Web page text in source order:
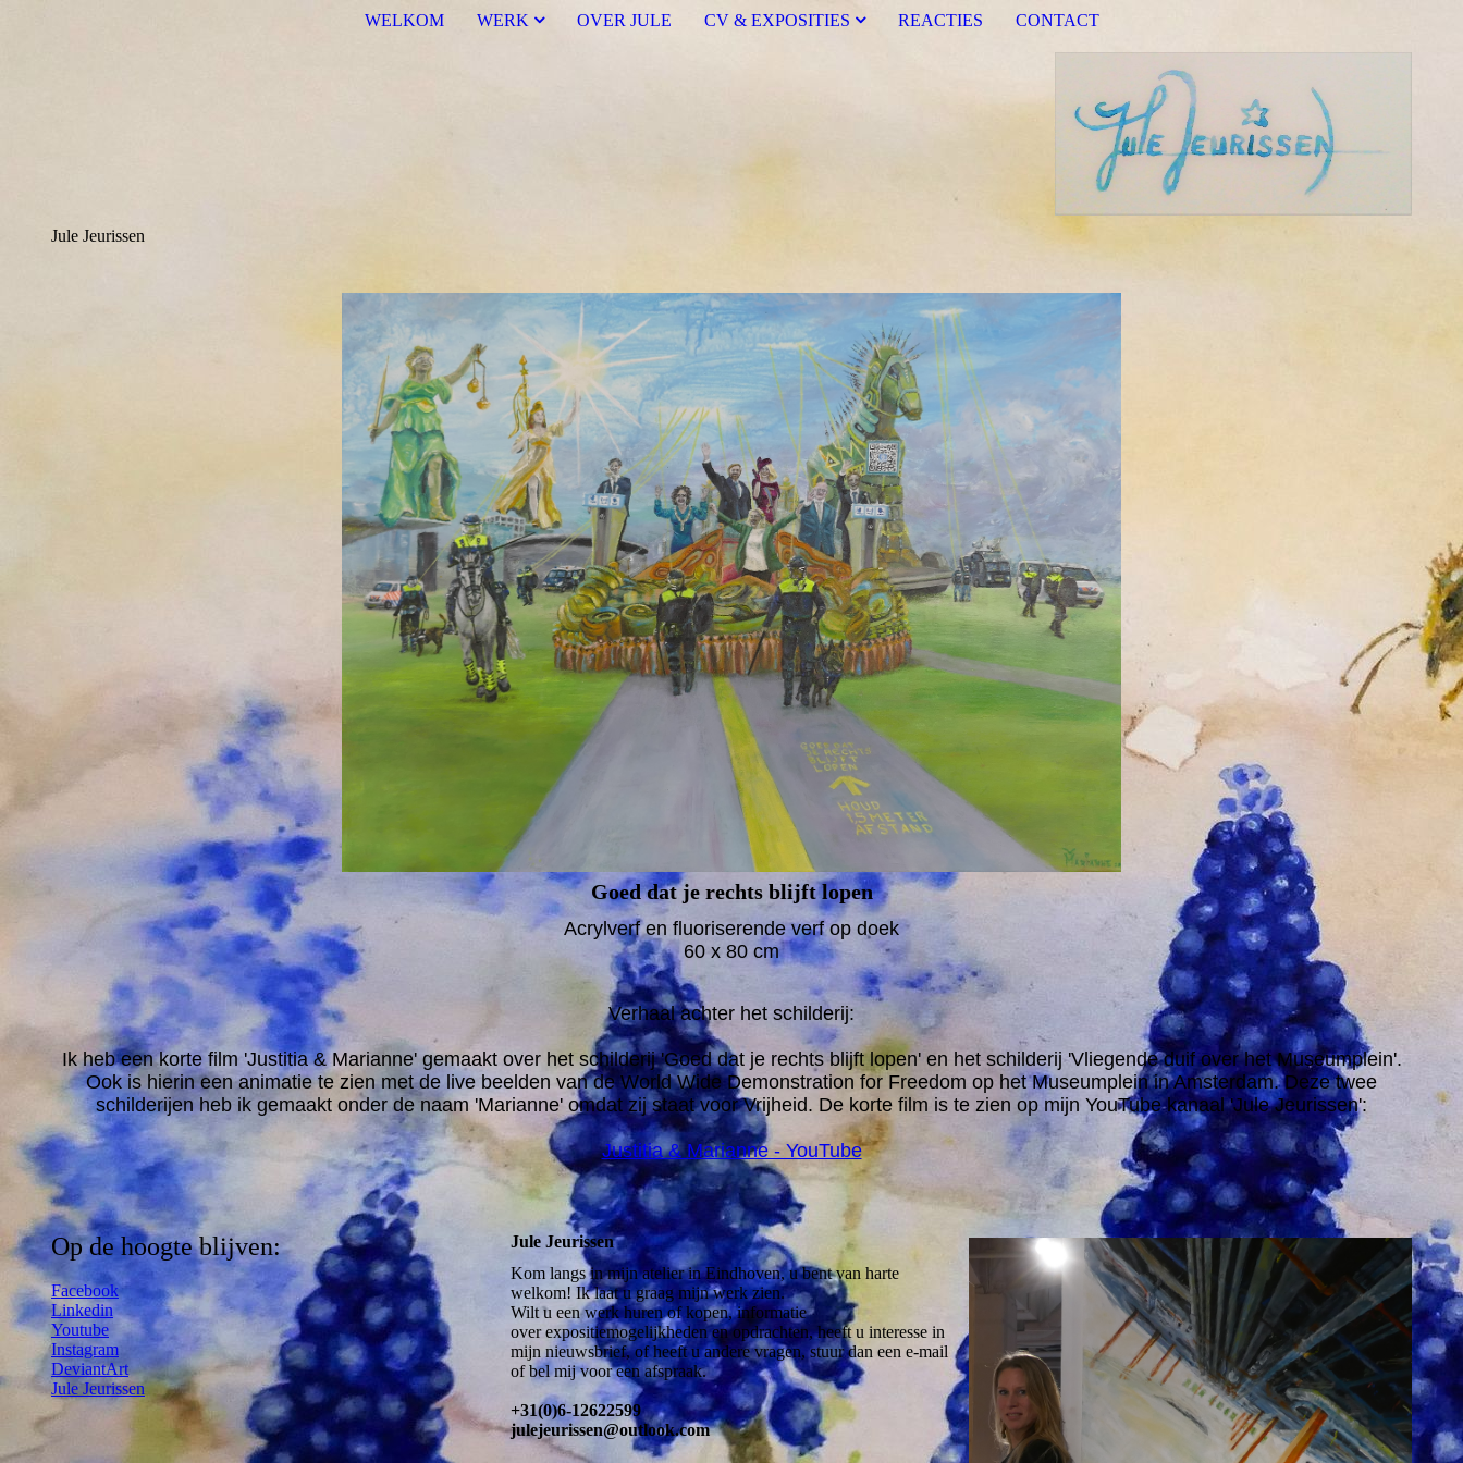
WELKOM WERK OVER JULE CV & EXPOSITIES REACTIES CONTACT
Jule Jeurissen
Goed dat je rechts blijft lopen
Acrylverf en fluoriserende verf op doek
60 x 80 cm
Verhaal achter het schilderij:
Ik heb een korte film 'Justitia & Marianne' gemaakt over het schilderij 'Goed dat je rechts blijft lopen' en het schilderij 'Vliegende duif over het Museumplein'.
Ook is hierin een animatie te zien met de live beelden van de World Wide Demonstration for Freedom op het Museumplein in Amsterdam. Deze twee
schilderijen heb ik gemaakt onder de naam 'Marianne' omdat zij staat voor Vrijheid. De korte film is te zien op mijn YouTube kanaal 'Jule Jeurissen':
Justitia & Marianne - YouTube
Op de hoogte blijven:
Facebook
Linkedin
Youtube
Instagram
DeviantArt
Jule Jeurissen
Jule Jeurissen
Kom langs in mijn atelier in Eindhoven, u bent van harte
welkom! Ik laat u graag mijn werk zien.
Wilt u een werk huren of kopen, informatie
over expositiemogelijkheden en opdrachten, heeft u interesse in
mijn nieuwsbrief, of heeft u andere vragen, stuur dan een e-mail
of bel mij voor een afspraak.
+31(0)6-12622599
julejeurissen@outlook.com